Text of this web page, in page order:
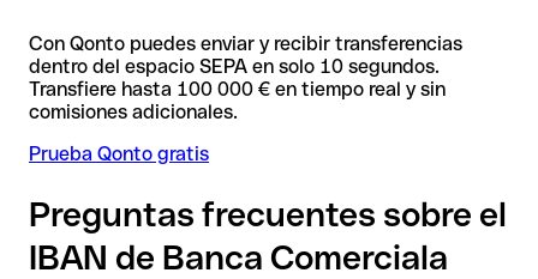
Con Qonto puedes enviar y recibir transferencias
dentro del espacio SEPA en solo 10 segundos.
Transfiere hasta 100 000 € en tiempo real y sin
comisiones adicionales.
Prueba Qonto gratis
Preguntas frecuentes sobre el
IBAN de Banca Comerciala